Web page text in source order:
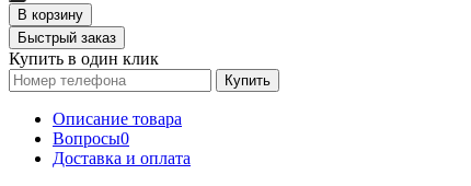
В корзину
Быстрый заказ
Купить в один клик
Купить
Описание товара
Вопросы0
Доставка и оплата